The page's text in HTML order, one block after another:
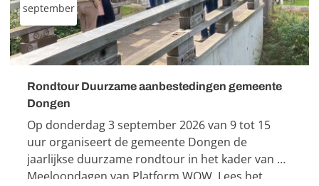
september
Rondtour Duurzame aanbestedingen gemeente
Dongen
Op donderdag 3 september 2026 van 9 tot 15
uur organiseert de gemeente Dongen de
jaarlijkse duurzame rondtour in het kader van de
Meeloopdagen van Platform WOW. Lees het